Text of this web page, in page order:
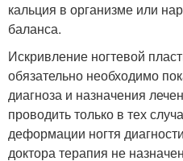
кальция в организме или
баланса.
Искривление ногтевой
обязательно необходимо
диагноза и назначения
проводить только в тех
деформации ногтя
доктора терапия не